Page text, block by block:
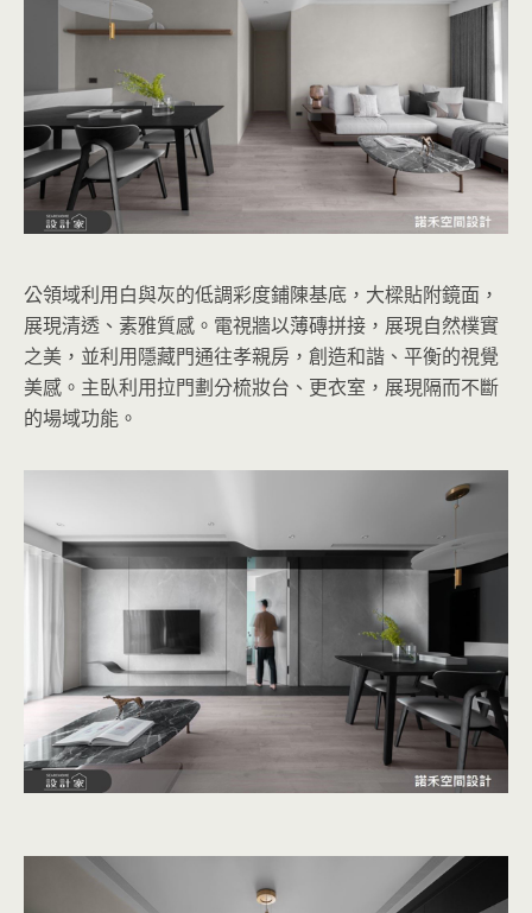
公領域利用白與灰的低調彩度鋪陳基底，大樑貼附鏡面，
展現清透、素雅質感。電視牆以薄磚拼接，展現自然樸實
之美，並利用隱藏門通往孝親房，創造和諧、平衡的視覺
美感。主臥利用拉門劃分梳妝台、更衣室，展現隔而不斷
的場域功能。